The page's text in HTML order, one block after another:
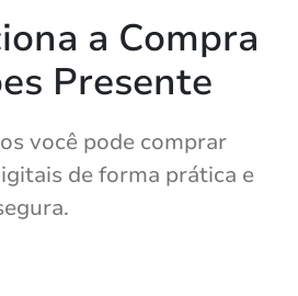
a Compra
Presente
você pode comprar
de forma prática e